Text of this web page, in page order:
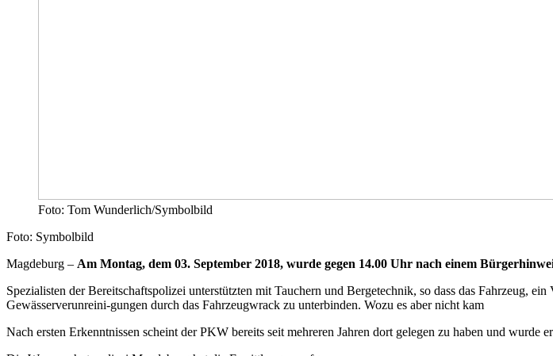
Foto: Tom Wunderlich/Symbolbild
Foto: Symbolbild
Magdeburg – Am Montag, dem 03. September 2018, wurde gegen 14.00 Uhr nach einem
Spezialisten der Bereitschaftspolizei unterstützten mit Tauchern und Bergetechnik, so dass das Fahrzeug,
Gewässerverunreini-gungen durch das Fahrzeugwrack zu unterbinden. Wozu es aber nicht kam
Nach ersten Erkenntnissen scheint der PKW bereits seit mehreren Jahren dort gelegen zu haben und